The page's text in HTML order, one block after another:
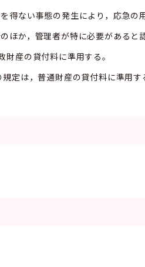
得ない事態の発生により，応急の
ほか，管理者が特に必要があると
産の貸付料に準用する。
定は，普通財産の貸付料に準用す